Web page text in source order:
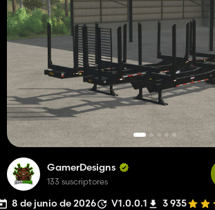
GamerDesigns
133 suscriptores
8 de junio de 2026 V1.0.0.1 3 935